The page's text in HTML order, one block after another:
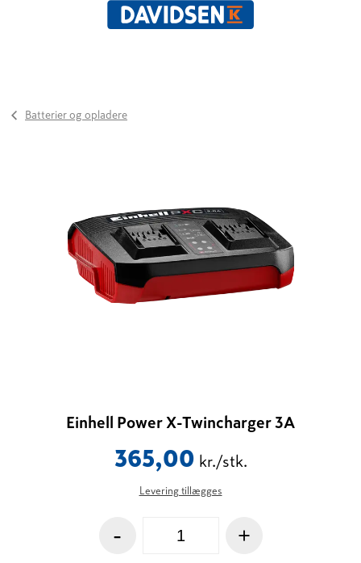
Batterier og opladere
Einhell Power X-Twincharger 3A
365,00 kr./stk.
Levering tillægges
- +